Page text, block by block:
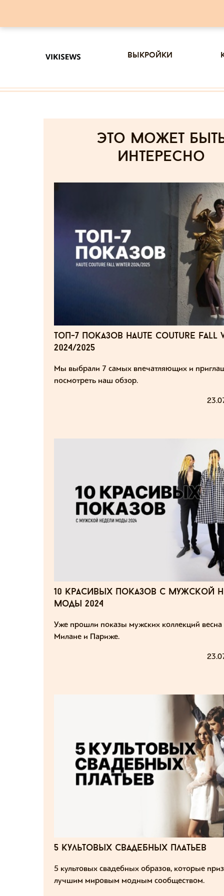
выкройки
Это может
интересно
топ-7 показов haute couture fall
2024/2025
Мы выбрали 7 самых впечатляющих и
посмотреть наш обзор.
10 красивых показов с мужской
моды 2024
Уже прошли показы мужских коллекций весна
Милане и Париже.
5 культовых свадебных платьев
5 культовых свадебных образов, которые
лучшим мировым модным сообществом.